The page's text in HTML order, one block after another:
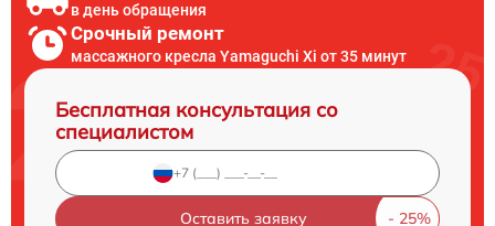
в день обращения
Срочный ремонт
массажного кресла Yamaguchi Xi от 35 минут
Бесплатная консультация со
специалистом
Оставить заявку